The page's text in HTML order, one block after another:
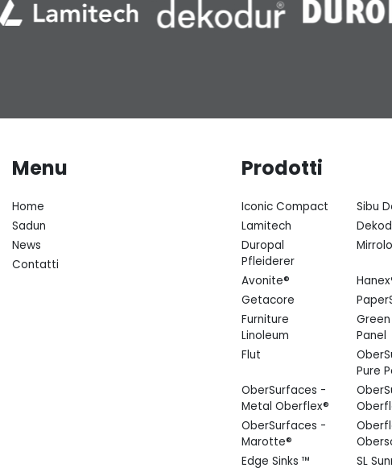
Menu
Home
Sadun
News
Contatti
Prodotti
Iconic Compact
Sibu
Lamitech
Duropal
Pfleiderer
Avonite®
Getacore
Furniture
Linoleum
Panel
Flut
Pure
OberSurfaces -
Metal Oberflex®
OberSurfaces -
Marotte®
Edge Sinks ™
SL